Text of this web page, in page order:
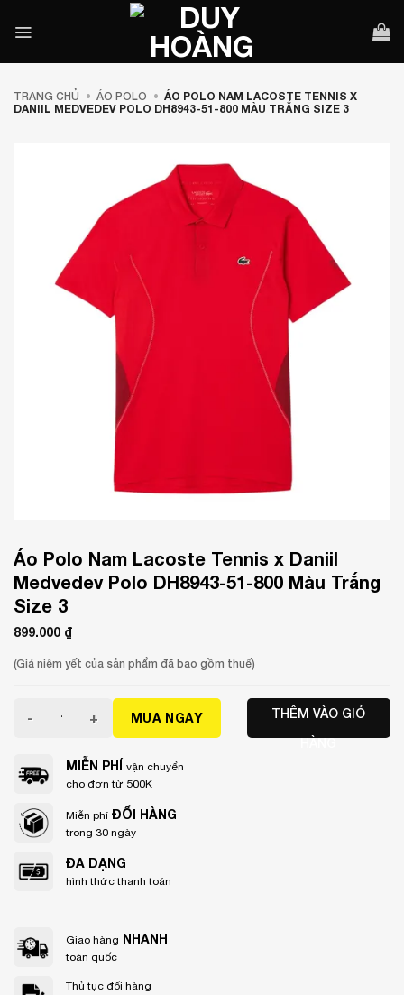
qua
TRANG CHỦ • ÁO POLO • ÁO POLO NAM LACOSTE TENNIS X
DANIIL MEDVEDEV POLO DH8943-51-800 MÀU TRẮNG SIZE 3
Áo Polo Nam Lacoste Tennis x Daniil
Medvedev Polo DH8943-51-800 Màu Trắng
Size 3
899.000 ₫
(Giá niêm yết của sản phẩm đã bao gồm thuế)
Áo Polo Nam Lacoste Tennis x Daniil Medvedev Polo
MUA NGAY
THÊM VÀO GIỎ
HÀNG
MIỄN PHÍ vận chuyển
cho đơn từ 500K
Miễn phí ĐỔI HÀNG
trong 30 ngày
ĐA DẠNG
hình thức thanh toán
Giao hàng NHANH
toàn quốc
Thủ tục đổi hàng